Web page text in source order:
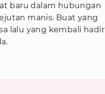
baru dalam hubungan
manis. Buat yang
lalu yang kembali hadir